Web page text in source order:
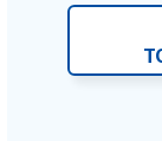
【ケーブ
岡をゆる
編猫ひろ